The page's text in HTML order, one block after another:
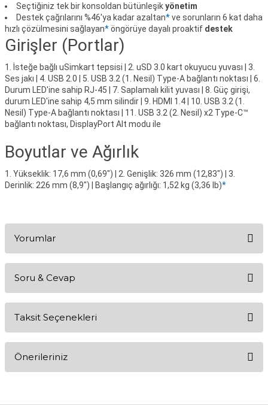
Seçtiğiniz tek bir konsoldan bütünleşikyönetim
Destek çağrılarını %46'ya kadar azaltan*ve sorunların 6 kat daha
hızlı çözülmesini sağlayan*öngörüye dayalı proaktif destek
Girişler (Portlar)
1. İsteğe bağlı uSimkart tepsisi | 2. uSD 3.0 kart okuyucu yuvası | 3.
Ses jakı | 4. USB 2.0 | 5. USB 3.2 (1. Nesil) Type-A bağlantı noktası | 6.
Durum LED'ine sahip RJ-45 | 7. Saplamalı kilit yuvası | 8. Güç girişi,
durum LED'ine sahip 4,5 mm silindir | 9. HDMI 1.4 | 10. USB 3.2 (1.
Nesil) Type-A bağlantı noktası | 11. USB 3.2 (2. Nesil) x2 Type-C™
bağlantı noktası, DisplayPort Alt modu ile
Boyutlar ve Ağırlık
1. Yükseklik: 17,6 mm (0,69") | 2. Genişlik: 326 mm (12,83") | 3.
Derinlik: 226 mm (8,9") | Başlangıç ağırlığı: 1,52 kg (3,36 lb)*
Yorumlar
Soru & Cevap
Taksit Seçenekleri
Önerileriniz